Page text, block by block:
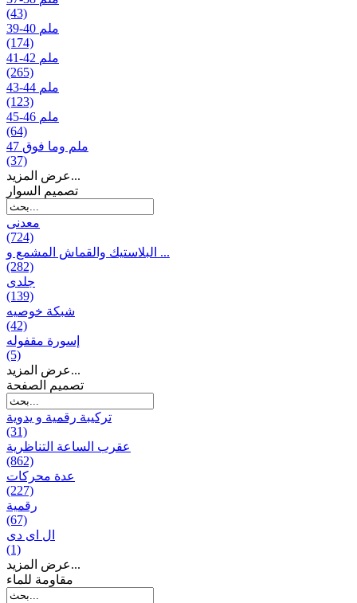
(43)
39-40 ملم
(174)
41-42 ملم
(265)
43-44 ملم
(123)
45-46 ملم
(64)
47 ملم وما فوق
(37)
عرض المزيد...
تصمیم السوار
معدنی
(724)
البلاستيك والقماش المشمع و ...
(282)
جلدی
(139)
شبكة خوصیه
(42)
إسورة مقفوله
(5)
عرض المزيد...
تصميم الصفحة
تركيبة رقمية و يدوية
(31)
عقرب الساعة التناظرية
(862)
عدة محركات
(227)
رقمية
(67)
ال ای دی
(1)
عرض المزيد...
مقاومة للماء